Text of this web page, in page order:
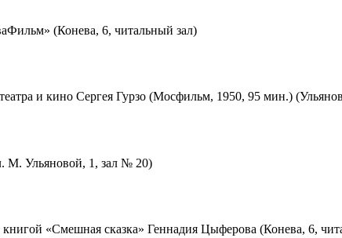
(Конева, 6, читальный зал)
и кино Сергея Гурзо (Мосфильм, 1950, 95 мин.)
М. Ульяновой, 1, зал № 20)
«Смешная сказка» Геннадия Цыферова (Конева, 6,